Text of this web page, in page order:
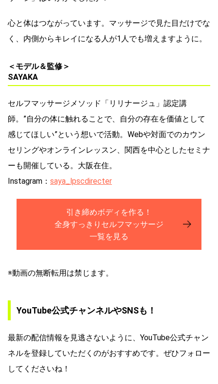
心と体はつながっています。マッサージで見た目だけでな
く、内側からキレイになる人が1人でも増えますように。
＜モデル＆監修＞
SAYAKA
セルフマッサージメソッド「リリナージュ」認定講
師。”自分の体に触れることで、自分の存在を価値として
感じてほしい”という想いで活動。Webや対面でのカウン
セリングやオンラインレッスン、関西を中心としたセミナ
ーも開催している。大阪在住。
Instagram： saya_lpscdirecter
引き締めボディを作る！
全身すっきりセルフマッサージ
一覧を見る
※動画の無断転用は禁じます。
YouTube公式チャンネルやSNSも！
最新の配信情報を見逃さないように、YouTube公式チャン
ネルを登録していただくのがおすすめです。ぜひフォロー
してくださいね！